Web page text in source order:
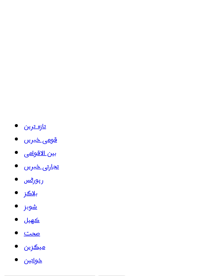
تازہ ترین
قومی خبریں
بین الاقوامی
تجارتی خبریں
رپورٹس
بلاگز
شوبز
کھیل
صحت
میگزین
خواتین